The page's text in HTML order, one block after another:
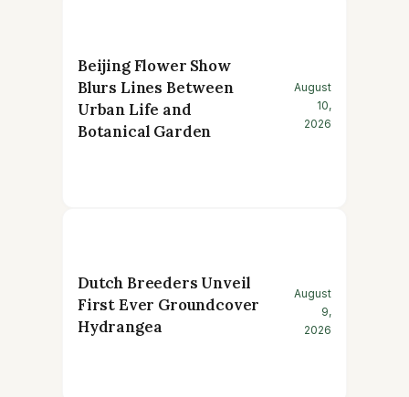
Beijing Flower Show
Blurs Lines Between
Urban Life and
Botanical Garden
August
10,
2026
Dutch Breeders Unveil
First Ever Groundcover
Hydrangea
August
9,
2026